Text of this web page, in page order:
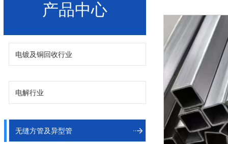
产品中心
电镀及铜回收行业
电解行业
无缝方管及异型管